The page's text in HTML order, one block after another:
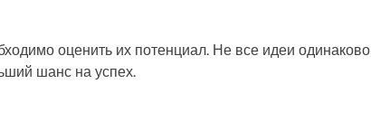
оценить их потенциал. Не все идеи одинаково
шанс на успех.